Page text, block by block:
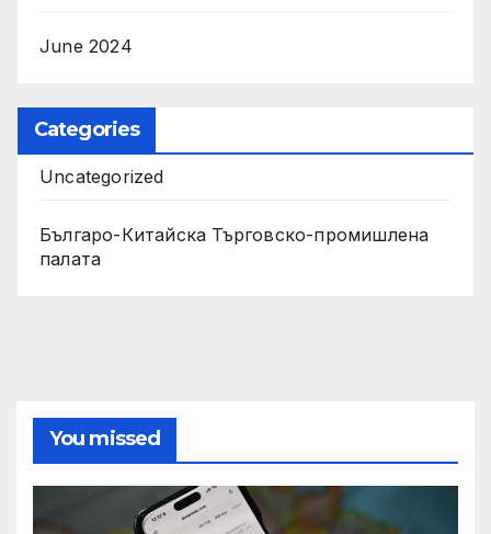
June 2024
Categories
Uncategorized
Българо-Китайска Търговско-промишлена
палaта
You missed